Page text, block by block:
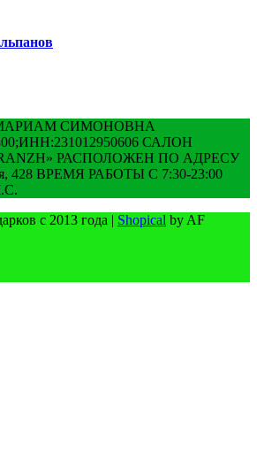
СИМОНОВНА
САЛОН
РАСПОЛОЖЕН ПО АДРЕСУ
428 ВРЕМЯ РАБОТЫ С 7:30-23:00
с 2013 года | Shopical by AF